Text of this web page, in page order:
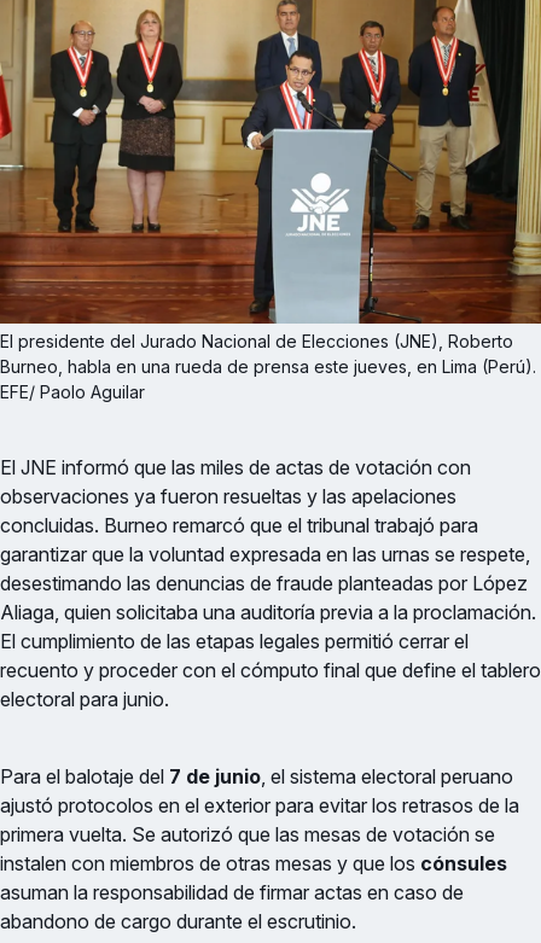
El presidente del Jurado Nacional de Elecciones (JNE), Roberto
Burneo, habla en una rueda de prensa este jueves, en Lima (Perú).
EFE/ Paolo Aguilar
El JNE informó que las miles de actas de votación con
observaciones ya fueron resueltas y las apelaciones
concluidas. Burneo remarcó que el tribunal trabajó para
garantizar que la voluntad expresada en las urnas se respete,
desestimando las denuncias de fraude planteadas por López
Aliaga, quien solicitaba una auditoría previa a la proclamación.
El cumplimiento de las etapas legales permitió cerrar el
recuento y proceder con el cómputo final que define el tablero
electoral para junio.
Para el balotaje del 7 de junio , el sistema electoral peruano
ajustó protocolos en el exterior para evitar los retrasos de la
primera vuelta. Se autorizó que las mesas de votación se
instalen con miembros de otras mesas y que los cónsules
asuman la responsabilidad de firmar actas en caso de
abandono de cargo durante el escrutinio.